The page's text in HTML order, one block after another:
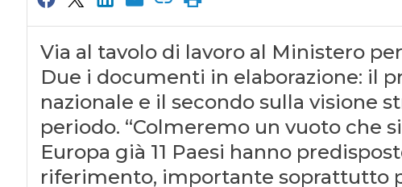
Via al tavolo di lavoro al Ministero
Due i documenti in elaborazione: il
nazionale e il secondo sulla visione
periodo. “Colmeremo un vuoto che
Europa già 11 Paesi hanno
riferimento, importante soprattutto